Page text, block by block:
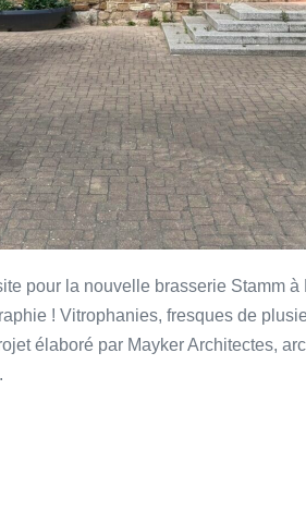
pour la nouvelle brasserie Stamm
! Vitrophanies, fresques de
élaboré par Mayker Architectes,